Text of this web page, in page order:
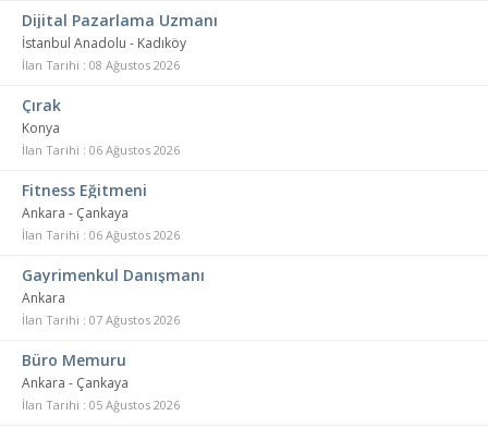
Dijital Pazarlama Uzmanı
İstanbul Anadolu - Kadıköy
İlan Tarihi : 08 Ağustos 2026
Çırak
Konya
İlan Tarihi : 06 Ağustos 2026
Fitness Eğitmeni
Ankara - Çankaya
İlan Tarihi : 06 Ağustos 2026
Gayrimenkul Danışmanı
Ankara
İlan Tarihi : 07 Ağustos 2026
Büro Memuru
Ankara - Çankaya
İlan Tarihi : 05 Ağustos 2026